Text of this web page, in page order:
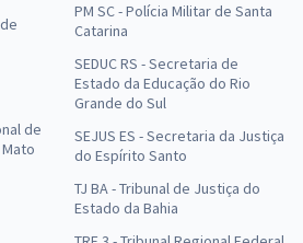
de
PM SC - Polícia Militar de Santa
Catarina
SEDUC RS - Secretaria de
Estado da Educação do Rio
Grande do Sul
SEJUS ES - Secretaria da Justiça
do Espírito Santo
TJ BA - Tribunal de Justiça do
Estado da Bahia